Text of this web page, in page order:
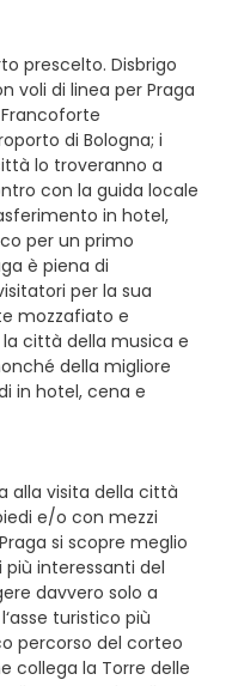
prescelto. Disbrigo
voli di linea per Praga
di Bologna; i
lo troveranno a
con la guida locale
in hotel,
per un primo
è piena di
per la sua
mozzafiato e
la città della musica e
della migliore
in hotel, cena e
alla visita della città
e/o con mezzi
si scopre meglio
interessanti del
davvero solo a
turistico più
percorso del corteo
collega la Torre delle